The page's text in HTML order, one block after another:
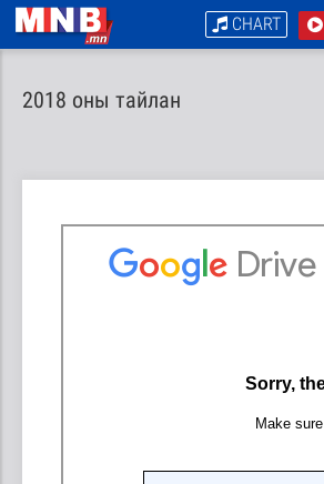
CHART
2018 оны тайлан